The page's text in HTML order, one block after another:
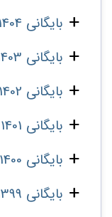
بایگانی 1404
بایگانی 1403
بایگانی 1402
بایگانی 1401
بایگانی 1400
بایگانی 1399